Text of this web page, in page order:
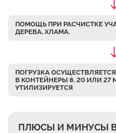
Кривцы
Бритово
Верхнее Велино
ПОМОЩЬ ПРИ РАСЧИСТКЕ
ДЕРЕВА, ХЛАМА.
ПОГРУЗКА ОСУЩЕСТВЛЯЕТСЯ
В КОНТЕЙНЕРЫ 8, 20 ИЛИ 27
УТИЛИЗИРУЕТСЯ
ПЛЮСЫ И МИНУСЫ